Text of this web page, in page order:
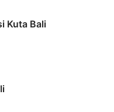
Kuta Bali